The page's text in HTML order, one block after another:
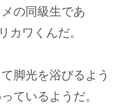
の同級生であ
カワくんだ。
脚光を浴びるよう
ているようだ。